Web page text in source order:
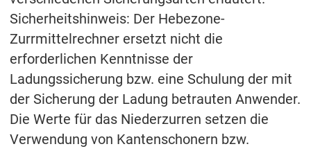
Sicherheitshinweis: Der Hebezone-
Zurrmittelrechner ersetzt nicht die
erforderlichen Kenntnisse der
Ladungssicherung bzw. eine Schulung der mit
der Sicherung der Ladung betrauten Anwender.
Die Werte für das Niederzurren setzen die
Verwendung von Kantenschonern bzw.